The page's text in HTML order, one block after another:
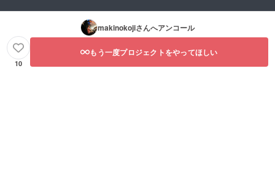
makinokojiさんへアンコール
10
もう一度プロジェクトをやってほしい